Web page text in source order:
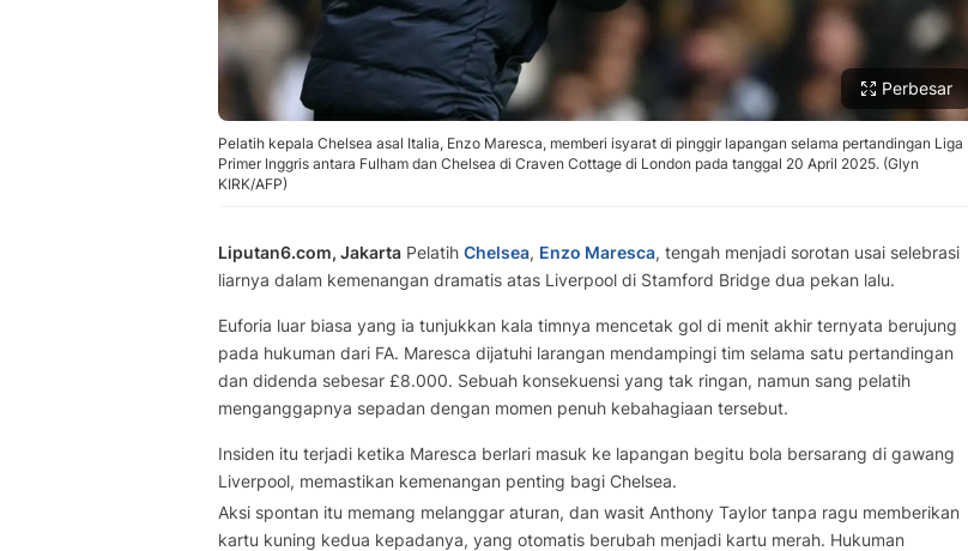
Perbesar
Pelatih kepala Chelsea asal Italia, Enzo Maresca, memberi isyarat di pinggir lapangan selama pertandingan Liga
Primer Inggris antara Fulham dan Chelsea di Craven Cottage di London pada tanggal 20 April 2025. (Glyn
KIRK/AFP)
Liputan6.com, Jakarta Pelatih Chelsea, Enzo Maresca, tengah menjadi sorotan usai selebrasi
liarnya dalam kemenangan dramatis atas Liverpool di Stamford Bridge dua pekan lalu.
Euforia luar biasa yang ia tunjukkan kala timnya mencetak gol di menit akhir ternyata berujung
pada hukuman dari FA. Maresca dijatuhi larangan mendampingi tim selama satu pertandingan
dan didenda sebesar £8.000. Sebuah konsekuensi yang tak ringan, namun sang pelatih
menganggapnya sepadan dengan momen penuh kebahagiaan tersebut.
Insiden itu terjadi ketika Maresca berlari masuk ke lapangan begitu bola bersarang di gawang
Liverpool, memastikan kemenangan penting bagi Chelsea.
Aksi spontan itu memang melanggar aturan, dan wasit Anthony Taylor tanpa ragu memberikan
kartu kuning kedua kepadanya, yang otomatis berubah menjadi kartu merah. Hukuman